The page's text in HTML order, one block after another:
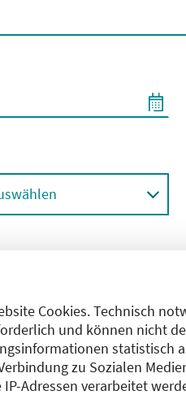
Cookies. Technisch
und können nicht
statistisch
zu Sozialen
Adressen verarbeitet
wurden.